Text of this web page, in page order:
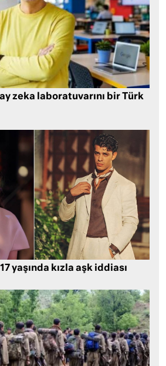
zeka laboratuvarını bir Türk
yaşında kızla aşk iddiası